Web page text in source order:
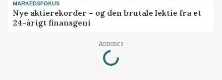
MARKEDSFOKUS
Nye aktierekorder – og den brutale lektie fra et
24-årigt finansgeni
Annonce
Loading...